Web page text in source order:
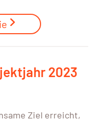
2023
Ziel erreicht,